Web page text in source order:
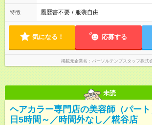
特徴 履歴書不要 / 服装自由
気になる！ 応募する
掲載元企業名 パーソルテンプスタッフ株式
未読
ヘアカラー専門店の美容師（パー
日5時間～／時間外なし／糀谷店